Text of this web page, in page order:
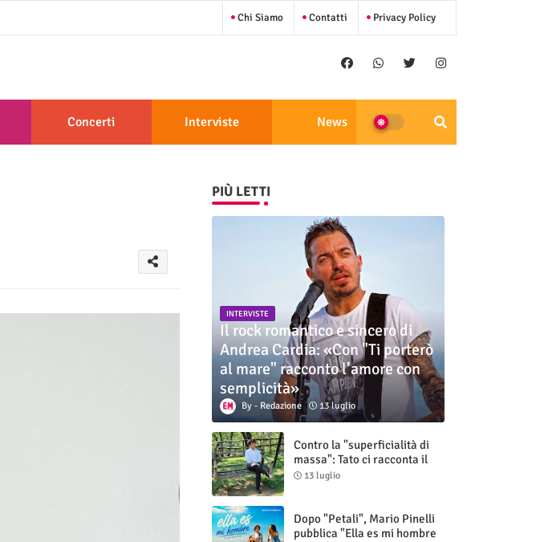
Chi Siamo Contatti Privacy Policy
Concerti Interviste News
PIÙ LETTI
INTERVISTE
Il rock romantico e sincero di
Andrea Cardia: «Con "Ti porterò
al mare" racconto l’amore con
semplicità»
Redazione 13 luglio
Contro la "superficialità di
massa": Tato ci racconta il
nuovo singolo "Vuoti digitali"
13 luglio
Dopo "Petali", Mario Pinelli
pubblica "Ella es mi hombre